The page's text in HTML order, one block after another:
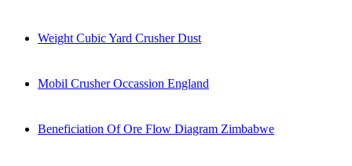
Weight Cubic Yard Crusher Dust
Mobil Crusher Occassion England
Beneficiation Of Ore Flow Diagram Zimbabwe